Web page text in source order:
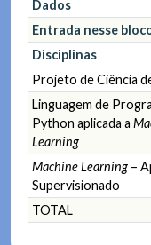
Dados
Entrada nesse
Disciplinas
Projeto de Ciência
Linguagem de
Python aplicada a
Learning
Machine Learning –
Supervisionado
TOTAL